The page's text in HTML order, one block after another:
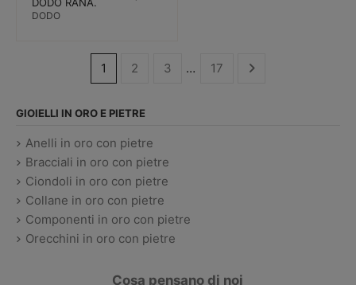
ORO ROSA.
DODO
1 2 3 … 17
GIOIELLI IN ORO E PIETRE
Anelli in oro con pietre
Bracciali in oro con pietre
Ciondoli in oro con pietre
Collane in oro con pietre
Componenti in oro con pietre
Orecchini in oro con pietre
Cosa pensano di noi